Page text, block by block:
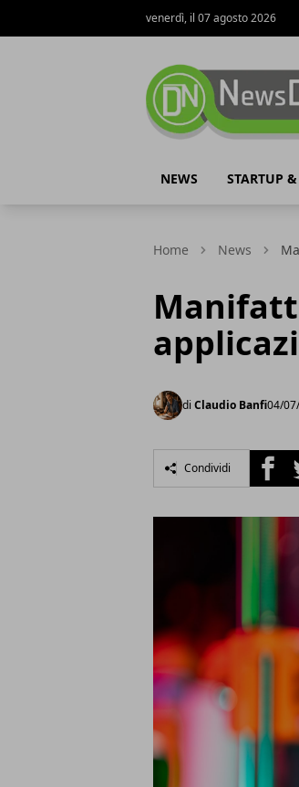
venerdì, il 07 agosto 2026
NEWS STARTUP
Home News
di Claudio Banfi04/
Condividi